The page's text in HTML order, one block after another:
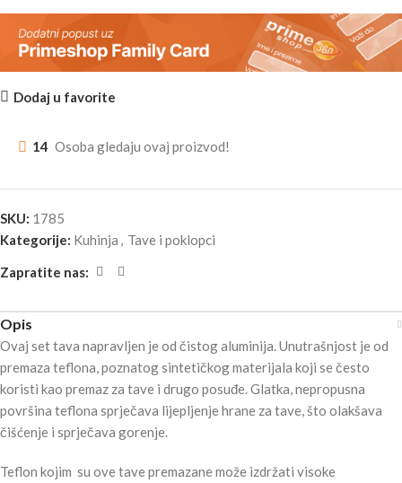
Dodaj u favorite
14 Osoba gledaju ovaj proizvod!
SKU: 1785
Kategorije: Kuhinja , Tave i poklopci
Zapratite nas:
Opis
Ovaj set tava napravljen je od čistog aluminija. Unutrašnjost je od
premaza teflona, poznatog sintetičkog materijala koji se često
koristi kao premaz za tave i drugo posuđe. Glatka, nepropusna
površina teflona sprječava lijepljenje hrane za tave, što olakšava
čišćenje i sprječava gorenje.
Teflon kojim su ove tave premazane može izdržati visoke